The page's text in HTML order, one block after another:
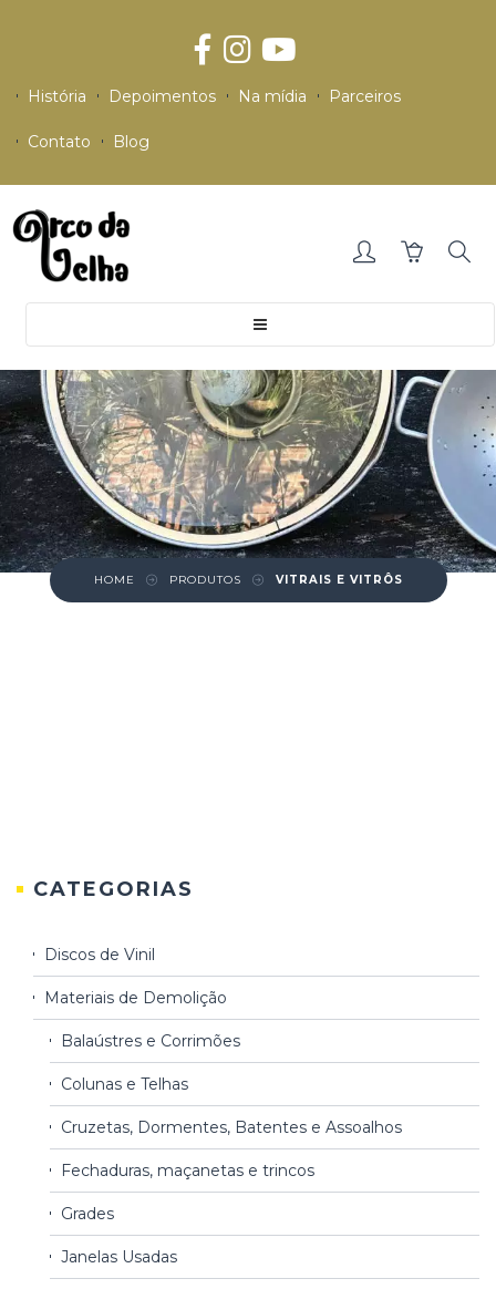
História Depoimentos Na mídia Parceiros
Contato Blog
HOME PRODUTOS VITRAIS E VITRÔS
CATEGORIAS
Discos de Vinil
Materiais de Demolição
Balaústres e Corrimões
Colunas e Telhas
Cruzetas, Dormentes, Batentes e Assoalhos
Fechaduras, maçanetas e trincos
Grades
Janelas Usadas